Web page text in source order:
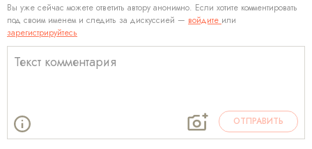
Вы уже сейчас можете ответить автору анонимно. Если хотите комментировать
под своим именем и следить за дискуссией — войдите или
зарегистрируйтесь
ОТПРАВИТЬ